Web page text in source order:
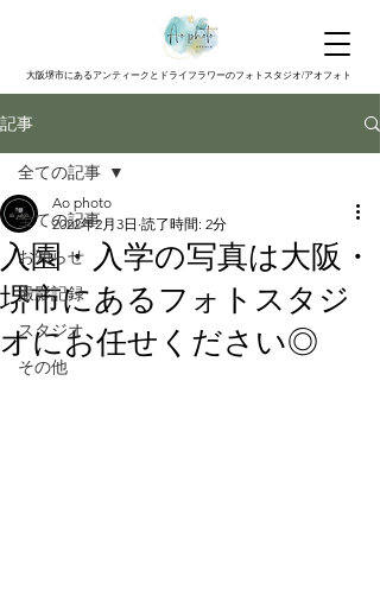
大阪堺市にあるアンティークとドライフラワーのフォトスタジオ/アオフォト
記事
全ての記事
お知らせ
撮影記録
スタジオ
その他
全ての記事
入園・入学の写真は大阪・
堺市にあるフォトスタジ
オにお任せください◎
Ao photo
2022年2月3日 読了時間: 2分